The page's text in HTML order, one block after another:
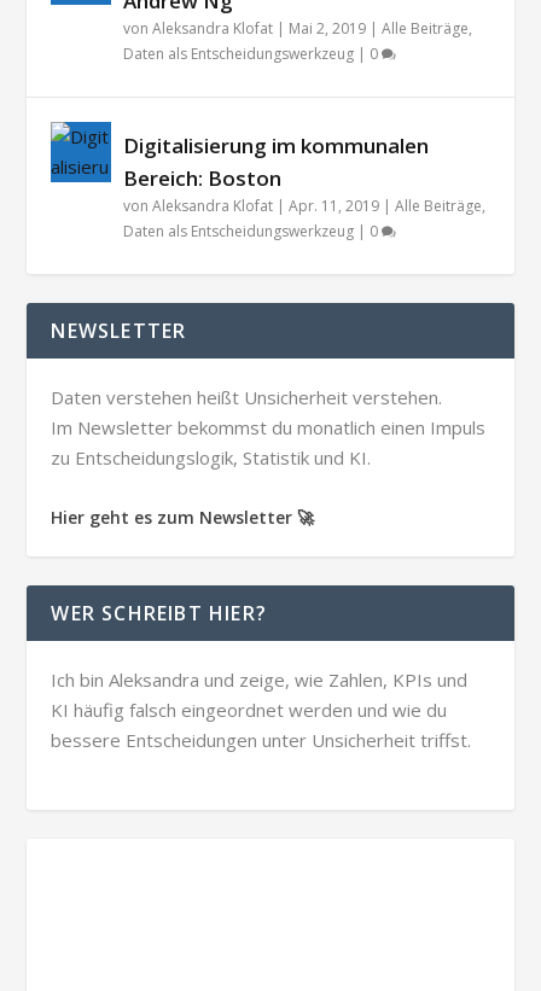
vonAleksandra Klofat | Mai 2, 2019 |Alle Beiträge,
Daten als Entscheidungswerkzeug | 0
Digitalisierung im kommunalen
Bereich: Boston
vonAleksandra Klofat |Apr. 11, 2019 |Alle Beiträge,
Daten als Entscheidungswerkzeug | 0
NEWSLETTER
Daten verstehen heißt Unsicherheit verstehen.
Im Newsletter bekommst du monatlich einen Impuls
zu Entscheidungslogik, Statistik und KI.
Hier geht es zum Newsletter 🚀
WER SCHREIBT HIER?
Ich bin Aleksandra und zeige, wie Zahlen, KPIs und
KI häufig falsch eingeordnet werden und wie du
bessere Entscheidungen unter Unsicherheit triffst.